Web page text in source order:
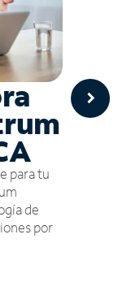
para tu
de
por